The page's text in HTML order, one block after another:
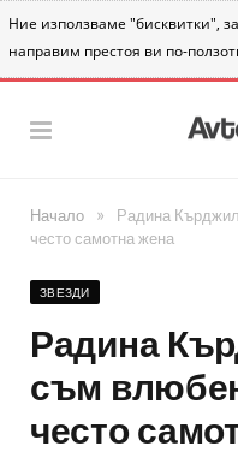
Ние използваме "бисквитки",
направим престоя ви по-
Начало »
Радина
често самотна жена
ЗВЕЗДИ
Радина
съм
често